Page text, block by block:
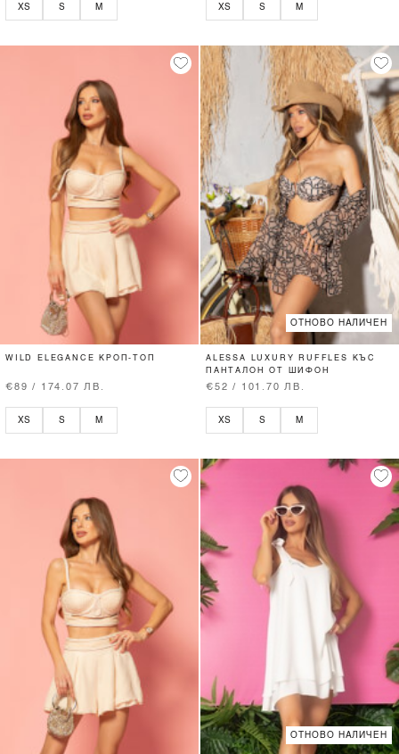
XS S M XS S M
WILD ELEGANCE КРОП-ТОП
€89 / 174.07 ЛВ.
XS S M
ОТНОВО НАЛИЧЕН
ALESSA LUXURY RUFFLES КЪС
ПАНТАЛОН ОТ ШИФОН
€52 / 101.70 ЛВ.
XS S M
ОТНОВО НАЛИЧЕН